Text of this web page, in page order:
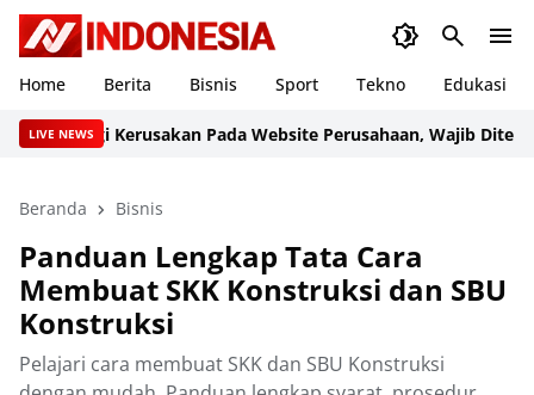
Home Berita Bisnis Sport Tekno Edukasi
LIVE NEWS
Kerusakan Pada Website Perusahaan, Wajib Diterapkan
Beranda Bisnis
Panduan Lengkap Tata Cara
Membuat SKK Konstruksi dan SBU
Konstruksi
Pelajari cara membuat SKK dan SBU Konstruksi